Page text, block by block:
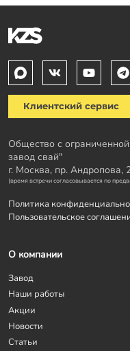
Клиентский сервис
Общество с
завод свай"
г. Москва, пр. Андропова,
(время встречи согласовывается по
Политика
Пользовательское
О компании
Завод
Наши работы
Акции
Новости
Статьи